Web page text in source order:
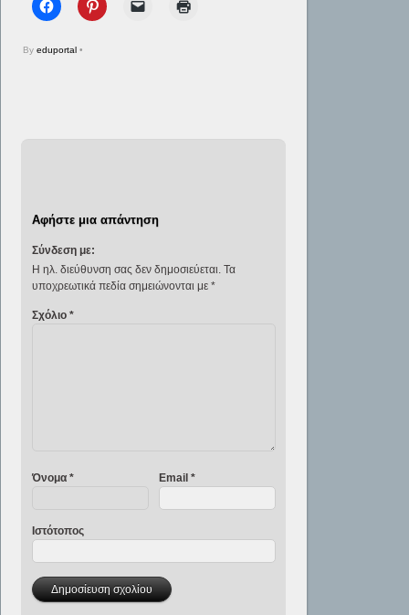
Byeduportal •
Αφήστε μια απάντηση
Σύνδεση με:
Η ηλ. διεύθυνση σας δεν δημοσιεύεται. Τα
υποχρεωτικά πεδία σημειώνονται με *
Σχόλιο *
Όνομα * Email *
Ιστότοπος